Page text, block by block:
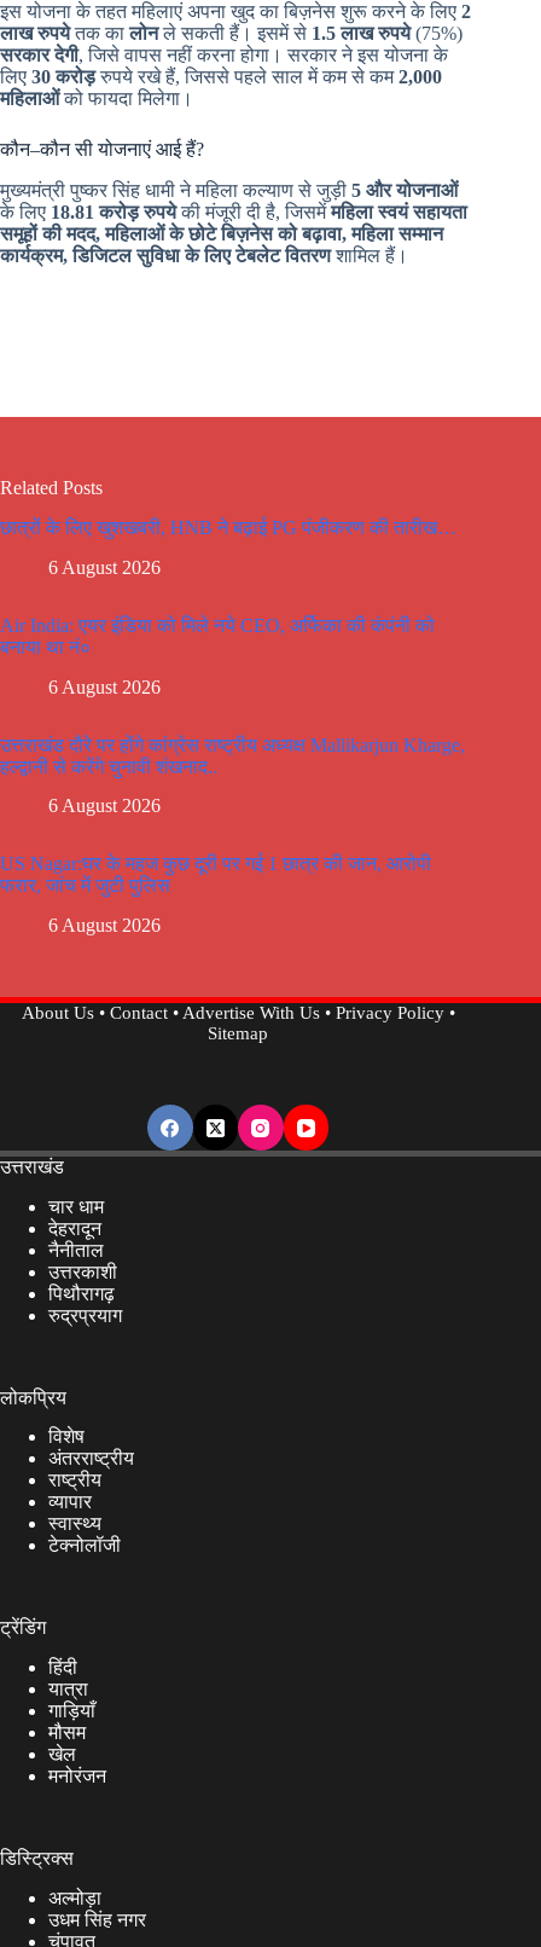
इस योजना के तहत महिलाएं अपना खुद का बिज़नेस शुरू करने के लिए 2
लाख रुपयेतक कालोनले सकती हैं। इसमें से 1.5 लाख रुपये(75%)
सरकार देगी, जिसे वापस नहीं करना होगा। सरकार ने इस योजना के
लिए 30 करोड़रुपये रखे हैं, जिससे पहले साल में कम से कम2,000
महिलाओंको फायदा मिलेगा।
कौन–कौन सी योजनाएं आई हैं?
मुख्यमंत्री पुष्कर सिंह धामी ने महिला कल्याण से जुड़ी 5 और योजनाओं
के लिए 18.81 करोड़ रुपयेकी मंजूरी दी है, जिसमेंमहिला स्वयं सहायता
समूहों की मदद, महिलाओं के छोटे बिज़नेस को बढ़ावा, महिला सम्मान
कार्यक्रम, डिजिटल सुविधा के लिए टेबलेट वितरणशामिल हैं।
Related Posts
छात्रों के लिए खुशखबरी, HNB ने बढ़ाई PG पंजीकरण की तारीख…
6 August 2026
Air India: एयर इंडिया को मिले नये CEO, अर्फिका की कंपंनी को
बनाया था नं०
6 August 2026
उत्तराखंड दौरे पर होंगे कांग्रेस राष्ट्रीय अध्यक्ष Mallikarjun Kharge,
हल्द्वानी से करेंगे चुनावी शंखनाद..
6 August 2026
US Nagar:घर के महज कुछ दूरी पर गई 1 छात्र की जान, आरोपी
फरार, जांच में जुटी पुलिस
6 August 2026
About Us• Contact•Advertise With Us• Privacy Policy•
Sitemap
उत्तराखंड
चार धाम
देहरादून
नैनीताल
उत्तरकाशी
पिथौरागढ़
रुद्रप्रयाग
लोकप्रिय
विशेष
अंतरराष्ट्रीय
राष्ट्रीय
व्यापार
स्वास्थ्य
टेक्नोलॉजी
ट्रेंडिंग
हिंदी
यात्रा
गाड़ियाँ
मौसम
खेल
मनोरंजन
डिस्ट्रिक्स
अल्मोड़ा
उधम सिंह नगर
चंपावत